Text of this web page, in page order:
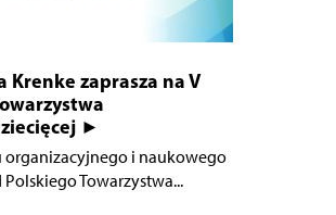
Krenke zaprasza na V
►
organizacyjnego i naukowego
Polskiego Towarzystwa...